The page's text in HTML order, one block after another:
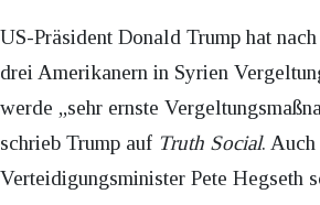
US-Präsident Donald Trump hat
drei Amerikanern in Syrien
werde „sehr ernste
schrieb Trump auf Truth Social.
Verteidigungsminister Pete Hegseth